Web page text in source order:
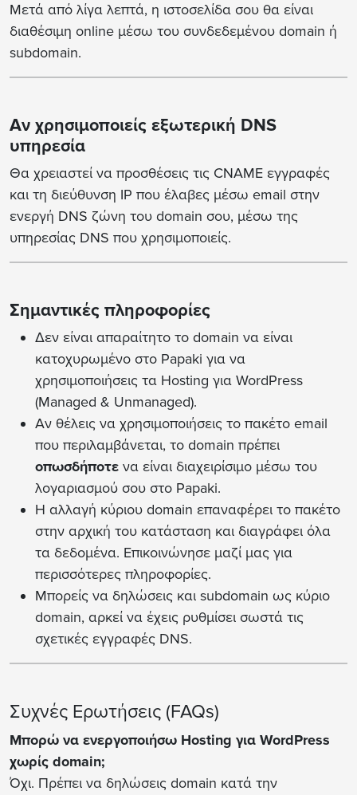
Μετά από λίγα λεπτά, η ιστοσελίδα σου θα είναι
διαθέσιμη online μέσω του συνδεδεμένου domain ή
subdomain.
Αν χρησιμοποιείς εξωτερική DNS
υπηρεσία
Θα χρειαστεί να προσθέσεις τις CNAME εγγραφές
και τη διεύθυνση IP που έλαβες μέσω email στην
ενεργή DNS ζώνη του domain σου, μέσω της
υπηρεσίας DNS που χρησιμοποιείς.
Σημαντικές πληροφορίες
Δεν είναι απαραίτητο το domain να είναι
κατοχυρωμένο στο Papaki για να
χρησιμοποιήσεις τα Hosting για WordPress
(Managed & Unmanaged).
Αν θέλεις να χρησιμοποιήσεις το πακέτο email
που περιλαμβάνεται, το domain πρέπει
οπωσδήποτε να είναι διαχειρίσιμο μέσω του
λογαριασμού σου στο Papaki.
Η αλλαγή κύριου domain επαναφέρει το πακέτο
στην αρχική του κατάσταση και διαγράφει όλα
τα δεδομένα. Επικοινώνησε μαζί μας για
περισσότερες πληροφορίες.
Μπορείς να δηλώσεις και subdomain ως κύριο
domain, αρκεί να έχεις ρυθμίσει σωστά τις
σχετικές εγγραφές DNS.
Συχνές Ερωτήσεις (FAQs)
Μπορώ να ενεργοποιήσω Hosting για WordPress
χωρίς domain;
Όχι. Πρέπει να δηλώσεις domain κατά την